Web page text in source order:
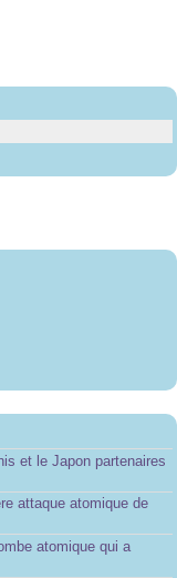
et le Japon partenaires
attaque atomique de
atomique qui a